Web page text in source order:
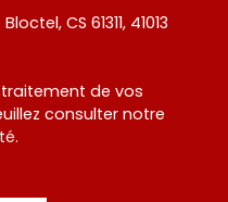
CS 61311, 41013
traitement de vos
consulter notre
.